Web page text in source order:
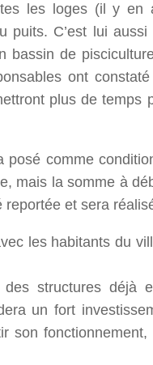
les loges (il y en
C’est lui aussi
de
ont
plus de temps
comme
mais la somme à
et sera
les habitants du
structures déjà
un fort
son